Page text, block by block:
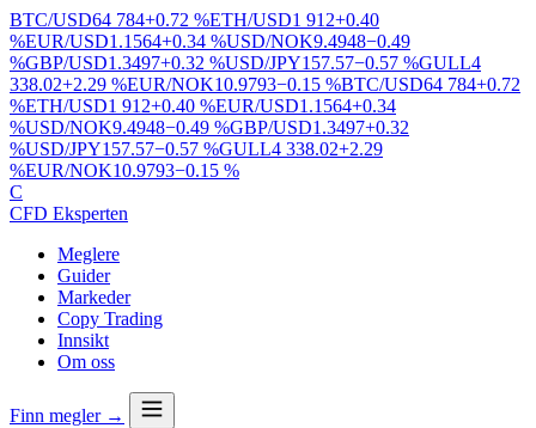
BTC/USD64 784+0.72 %ETH/USD1 912+0.40
%EUR/USD1.1564+0.34 %USD/NOK9.4948−0.49
%GBP/USD1.3497+0.32 %USD/JPY157.57−0.57 %GULL4
338.02+2.29 %EUR/NOK10.9793−0.15 %BTC/USD64 784+0.72
%ETH/USD1 912+0.40 %EUR/USD1.1564+0.34
%USD/NOK9.4948−0.49 %GBP/USD1.3497+0.32
%USD/JPY157.57−0.57 %GULL4 338.02+2.29
%EUR/NOK10.9793−0.15 %
C
CFD Eksperten
Meglere
Guider
Markeder
Copy Trading
Innsikt
Om oss
Finn megler →